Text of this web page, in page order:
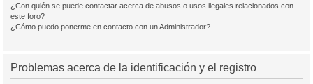
¿Con quién se puede contactar acerca de abusos o usos ilegales relacionados con
este foro?
¿Cómo puedo ponerme en contacto con un Administrador?
Problemas acerca de la identificación y el registro